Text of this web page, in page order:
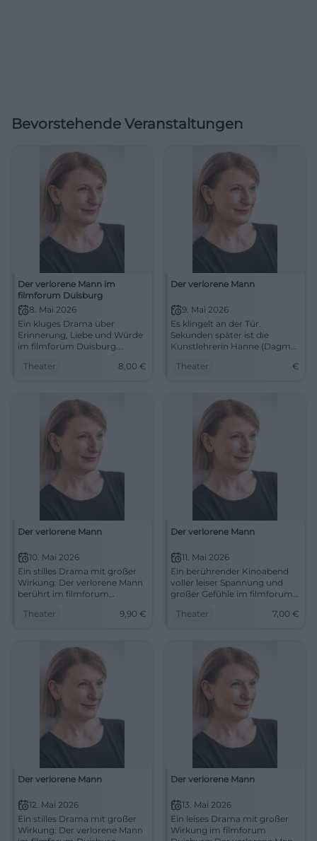
Bevorstehende Veranstaltungen
Der verlorene Mann im
filmforum Duisburg
8. Mai 2026
Ein kluges Drama über
Erinnerung, Liebe und Würde
im filmforum Duisburg.
Krassnitzer und August Zirner
Theater 8,00 €
Der verlorene Mann
9. Mai 2026
Es klingelt an der Tür.
Sekunden später ist die
Kunstlehrerin Hanne (Dagmar
Dreiecksbeziehung.
Theater €
Der verlorene Mann
10. Mai 2026
Ein stilles Drama mit großer
Wirkung: Der verlorene Mann
berührt im filmforum
und kluger Regie. 10.05.2026,
Theater 9,90 €
Der verlorene Mann
11. Mai 2026
Ein berührender Kinoabend
voller leiser Spannung und
großer Gefühle im filmforum
zeigt Liebe, Erinnerung und
Theater 7,00 €
Der verlorene Mann
12. Mai 2026
Ein stilles Drama mit großer
Wirkung: Der verlorene Mann
Der verlorene Mann
13. Mai 2026
Ein leises Drama mit großer
Wirkung im filmforum